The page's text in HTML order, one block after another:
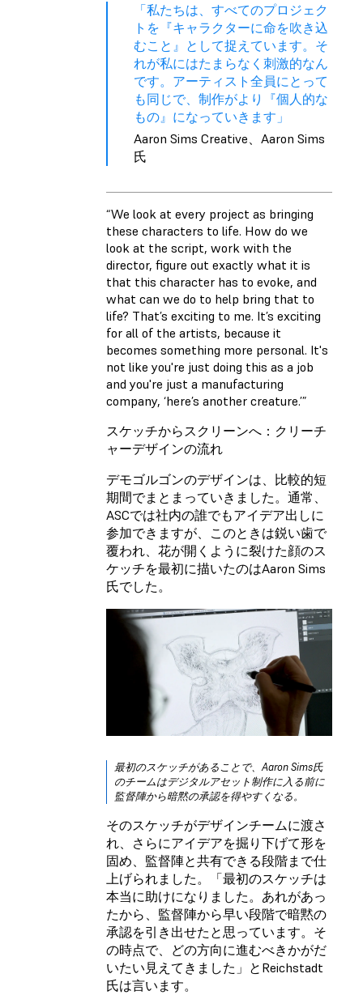
「私たちは、すべてのプロジェク
トを『キャラクターに命を吹き込
むこと』として捉えています。そ
れが私にはたまらなく刺激的なん
です。アーティスト全員にとって
も同じで、制作がより『個人的な
もの』になっていきます」
Aaron Sims Creative、Aaron Sims
氏
“We look at every project as bringing
these characters to life. How do we
look at the script, work with the
director, figure out exactly what it is
that this character has to evoke, and
what can we do to help bring that to
life? That’s exciting to me. It’s exciting
for all of the artists, because it
becomes something more personal. It's
not like you're just doing this as a job
and you're just a manufacturing
company, ‘here’s another creature.’”
スケッチからスクリーンへ：クリーチ
ャーデザインの流れ
デモゴルゴンのデザインは、比較的短
期間でまとまっていきました。通常、
ASCでは社内の誰でもアイデア出しに
参加できますが、このときは鋭い歯で
覆われ、花が開くように裂けた顔のス
ケッチを最初に描いたのはAaron Sims
氏でした。
最初のスケッチがあることで、Aaron Sims氏
のチームはデジタルアセット制作に入る前に
監督陣から暗黙の承認を得やすくなる。
そのスケッチがデザインチームに渡さ
れ、さらにアイデアを掘り下げて形を
固め、監督陣と共有できる段階まで仕
上げられました。「最初のスケッチは
本当に助けになりました。あれがあっ
たから、監督陣から早い段階で暗黙の
承認を引き出せたと思っています。そ
の時点で、どの方向に進むべきかがだ
いたい見えてきました」とReichstadt
氏は言います。